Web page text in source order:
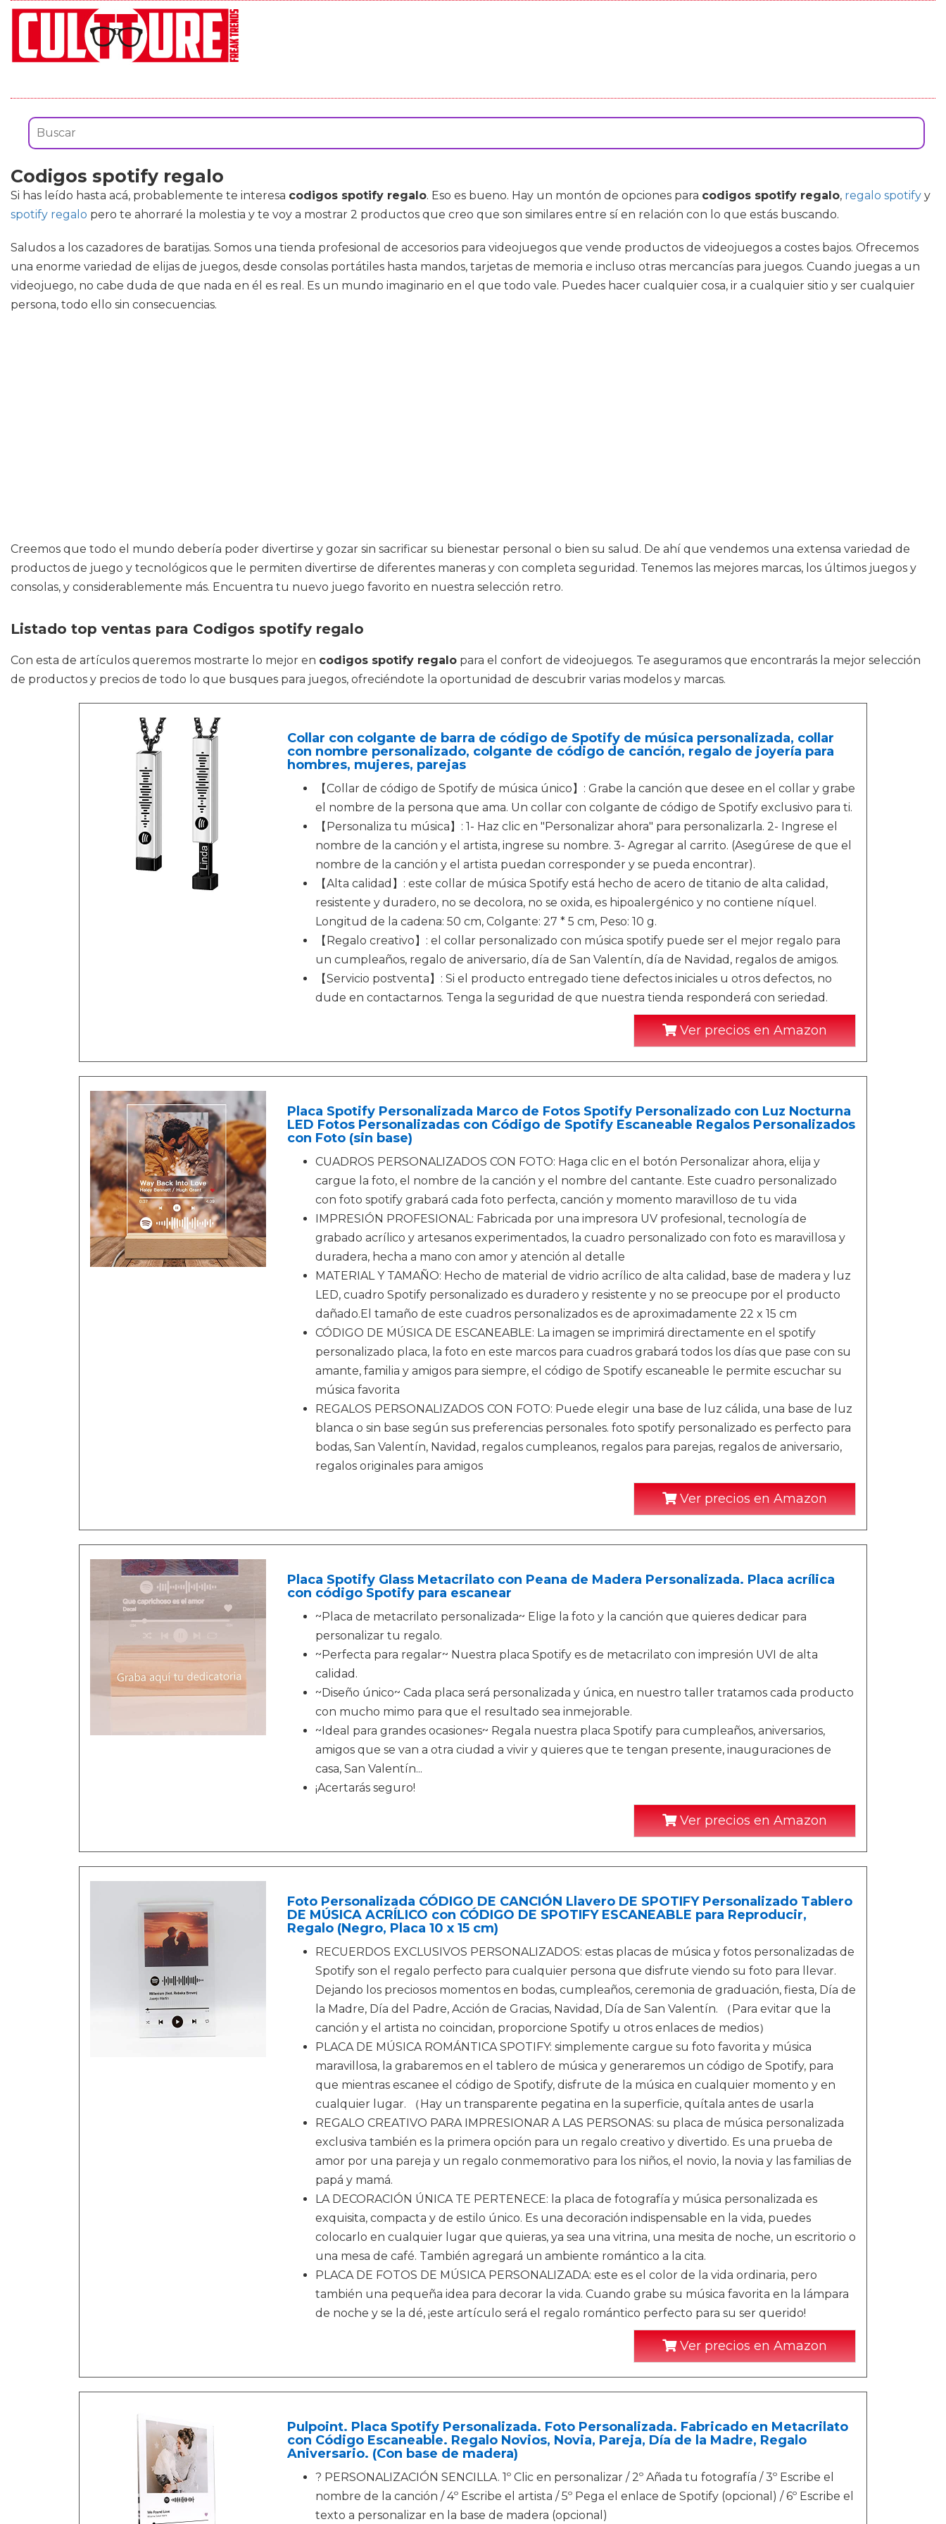
Codigos spotify regalo
Si has leído hasta acá, probablemente te interesa codigos spotify regalo. Eso es bueno. Hay un montón de opciones para codigos spotify regalo, regalo spotify y
spotify regalo pero te ahorraré la molestia y te voy a mostrar 2 productos que creo que son similares entre sí en relación con lo que estás buscando.
Saludos a los cazadores de baratijas. Somos una tienda profesional de accesorios para videojuegos que vende productos de videojuegos a costes bajos. Ofrecemos
una enorme variedad de elijas de juegos, desde consolas portátiles hasta mandos, tarjetas de memoria e incluso otras mercancías para juegos. Cuando juegas a un
videojuego, no cabe duda de que nada en él es real. Es un mundo imaginario en el que todo vale. Puedes hacer cualquier cosa, ir a cualquier sitio y ser cualquier
persona, todo ello sin consecuencias.
Creemos que todo el mundo debería poder divertirse y gozar sin sacrificar su bienestar personal o bien su salud. De ahí que vendemos una extensa variedad de
productos de juego y tecnológicos que le permiten divertirse de diferentes maneras y con completa seguridad. Tenemos las mejores marcas, los últimos juegos y
consolas, y considerablemente más. Encuentra tu nuevo juego favorito en nuestra selección retro.
Listado top ventas para Codigos spotify regalo
Con esta de artículos queremos mostrarte lo mejor en codigos spotify regalo para el confort de videojuegos. Te aseguramos que encontrarás la mejor selección
de productos y precios de todo lo que busques para juegos, ofreciéndote la oportunidad de descubrir varias modelos y marcas.
Collar con colgante de barra de código de Spotify de música personalizada, collar
con nombre personalizado, colgante de código de canción, regalo de joyería para
hombres, mujeres, parejas
【Collar de código de Spotify de música único】: Grabe la canción que desee en el collar y grabe
el nombre de la persona que ama. Un collar con colgante de código de Spotify exclusivo para ti.
【Personaliza tu música】: 1- Haz clic en "Personalizar ahora" para personalizarla. 2- Ingrese el
nombre de la canción y el artista, ingrese su nombre. 3- Agregar al carrito. (Asegúrese de que el
nombre de la canción y el artista puedan corresponder y se pueda encontrar).
【Alta calidad】: este collar de música Spotify está hecho de acero de titanio de alta calidad,
resistente y duradero, no se decolora, no se oxida, es hipoalergénico y no contiene níquel.
Longitud de la cadena: 50 cm, Colgante: 27 * 5 cm, Peso: 10 g.
【Regalo creativo】: el collar personalizado con música spotify puede ser el mejor regalo para
un cumpleaños, regalo de aniversario, día de San Valentín, día de Navidad, regalos de amigos.
【Servicio postventa】: Si el producto entregado tiene defectos iniciales u otros defectos, no
dude en contactarnos. Tenga la seguridad de que nuestra tienda responderá con seriedad.
Ver precios en Amazon
Placa Spotify Personalizada Marco de Fotos Spotify Personalizado con Luz Nocturna
LED Fotos Personalizadas con Código de Spotify Escaneable Regalos Personalizados
con Foto (sin base)
CUADROS PERSONALIZADOS CON FOTO: Haga clic en el botón Personalizar ahora, elija y
cargue la foto, el nombre de la canción y el nombre del cantante. Este cuadro personalizado
con foto spotify grabará cada foto perfecta, canción y momento maravilloso de tu vida
IMPRESIÓN PROFESIONAL: Fabricada por una impresora UV profesional, tecnología de
grabado acrílico y artesanos experimentados, la cuadro personalizado con foto es maravillosa y
duradera, hecha a mano con amor y atención al detalle
MATERIAL Y TAMAÑO: Hecho de material de vidrio acrílico de alta calidad, base de madera y luz
LED, cuadro Spotify personalizado es duradero y resistente y no se preocupe por el producto
dañado.El tamaño de este cuadros personalizados es de aproximadamente 22 x 15 cm
CÓDIGO DE MÚSICA DE ESCANEABLE: La imagen se imprimirá directamente en el spotify
personalizado placa, la foto en este marcos para cuadros grabará todos los días que pase con su
amante, familia y amigos para siempre, el código de Spotify escaneable le permite escuchar su
música favorita
REGALOS PERSONALIZADOS CON FOTO: Puede elegir una base de luz cálida, una base de luz
blanca o sin base según sus preferencias personales. foto spotify personalizado es perfecto para
bodas, San Valentín, Navidad, regalos cumpleanos, regalos para parejas, regalos de aniversario,
regalos originales para amigos
Ver precios en Amazon
Placa Spotify Glass Metacrilato con Peana de Madera Personalizada. Placa acrílica
con código Spotify para escanear
~Placa de metacrilato personalizada~ Elige la foto y la canción que quieres dedicar para
personalizar tu regalo.
~Perfecta para regalar~ Nuestra placa Spotify es de metacrilato con impresión UVI de alta
calidad.
~Diseño único~ Cada placa será personalizada y única, en nuestro taller tratamos cada producto
con mucho mimo para que el resultado sea inmejorable.
~Ideal para grandes ocasiones~ Regala nuestra placa Spotify para cumpleaños, aniversarios,
amigos que se van a otra ciudad a vivir y quieres que te tengan presente, inauguraciones de
casa, San Valentín...
¡Acertarás seguro!
Ver precios en Amazon
Foto Personalizada CÓDIGO DE CANCIÓN Llavero DE SPOTIFY Personalizado Tablero
DE MÚSICA ACRÍLICO con CÓDIGO DE SPOTIFY ESCANEABLE para Reproducir,
Regalo (Negro, Placa 10 x 15 cm)
RECUERDOS EXCLUSIVOS PERSONALIZADOS: estas placas de música y fotos personalizadas de
Spotify son el regalo perfecto para cualquier persona que disfrute viendo su foto para llevar.
Dejando los preciosos momentos en bodas, cumpleaños, ceremonia de graduación, fiesta, Día de
la Madre, Día del Padre, Acción de Gracias, Navidad, Día de San Valentín. （Para evitar que la
canción y el artista no coincidan, proporcione Spotify u otros enlaces de medios）
PLACA DE MÚSICA ROMÁNTICA SPOTIFY: simplemente cargue su foto favorita y música
maravillosa, la grabaremos en el tablero de música y generaremos un código de Spotify, para
que mientras escanee el código de Spotify, disfrute de la música en cualquier momento y en
cualquier lugar. （Hay un transparente pegatina en la superficie, quítala antes de usarla
REGALO CREATIVO PARA IMPRESIONAR A LAS PERSONAS: su placa de música personalizada
exclusiva también es la primera opción para un regalo creativo y divertido. Es una prueba de
amor por una pareja y un regalo conmemorativo para los niños, el novio, la novia y las familias de
papá y mamá.
LA DECORACIÓN ÚNICA TE PERTENECE: la placa de fotografía y música personalizada es
exquisita, compacta y de estilo único. Es una decoración indispensable en la vida, puedes
colocarlo en cualquier lugar que quieras, ya sea una vitrina, una mesita de noche, un escritorio o
una mesa de café. También agregará un ambiente romántico a la cita.
PLACA DE FOTOS DE MÚSICA PERSONALIZADA: este es el color de la vida ordinaria, pero
también una pequeña idea para decorar la vida. Cuando grabe su música favorita en la lámpara
de noche y se la dé, ¡este artículo será el regalo romántico perfecto para su ser querido!
Ver precios en Amazon
Pulpoint. Placa Spotify Personalizada. Foto Personalizada. Fabricado en Metacrilato
con Código Escaneable. Regalo Novios, Novia, Pareja, Día de la Madre, Regalo
Aniversario. (Con base de madera)
? PERSONALIZACIÓN SENCILLA. 1º Clic en personalizar / 2º Añada tu fotografía / 3º Escribe el
nombre de la canción / 4º Escribe el artista / 5º Pega el enlace de Spotify (opcional) / 6º Escribe el
texto a personalizar en la base de madera (opcional)